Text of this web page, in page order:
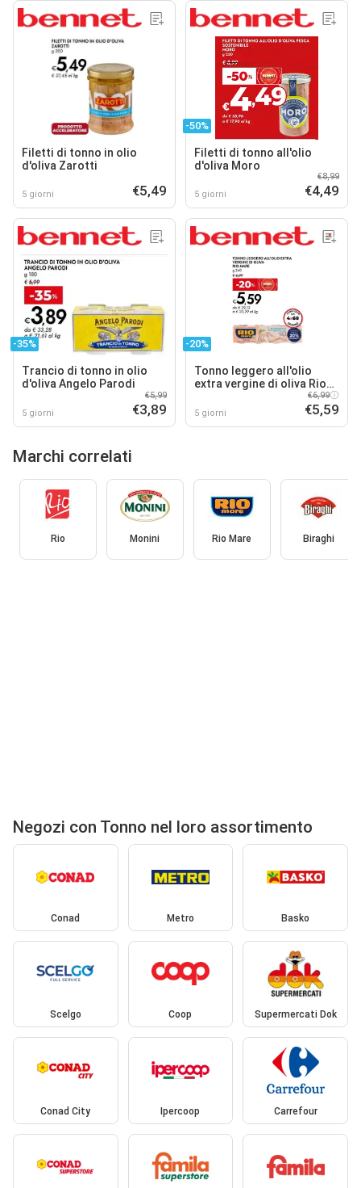
Filetti di tonno in olio
d'oliva Zarotti
5 giorni €5,49
-50%
Filetti di tonno all'olio
d'oliva Moro
5 giorni
€8,99
€4,49
-35%
Trancio di tonno in olio
d'oliva Angelo Parodi
5 giorni
€5,99
€3,89
-20%
Tonno leggero all'olio
extra vergine di oliva Rio
5 giorni
€6,99
€5,59
Marchi correlati
Rio Monini Rio Mare Biraghi
Negozi con Tonno nel loro assortimento
Conad Metro Basko
Scelgo Coop Supermercati Dok
Conad City Ipercoop Carrefour